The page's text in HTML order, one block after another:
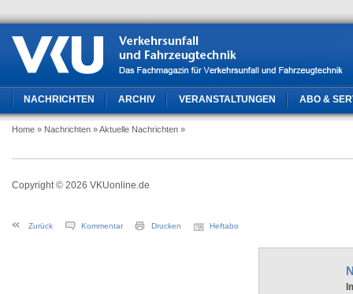
NACHRICHTEN ARCHIV VERANSTALTUNGEN ABO &
Home » Nachrichten » Aktuelle Nachrichten »
Copyright © 2026 VKUonline.de
Zurück Kommentar Drucken Heftabo